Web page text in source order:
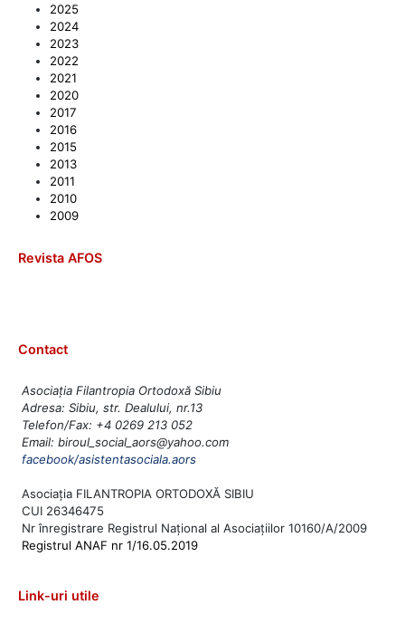
2025
2024
2023
2022
2021
2020
2017
2016
2015
2013
2011
2010
2009
Revista AFOS
Contact
Asociația Filantropia Ortodoxă Sibiu
Adresa: Sibiu, str. Dealului, nr.13
Telefon/Fax: +4 0269 213 052
Email: biroul_social_aors@yahoo.com
facebook/asistentasociala.aors
Asociația FILANTROPIA ORTODOXĂ SIBIU
CUI 26346475
Nr înregistrare Registrul Național al Asociațiilor 10160/A/2009
Registrul ANAF nr 1/16.05.2019
Link-uri utile